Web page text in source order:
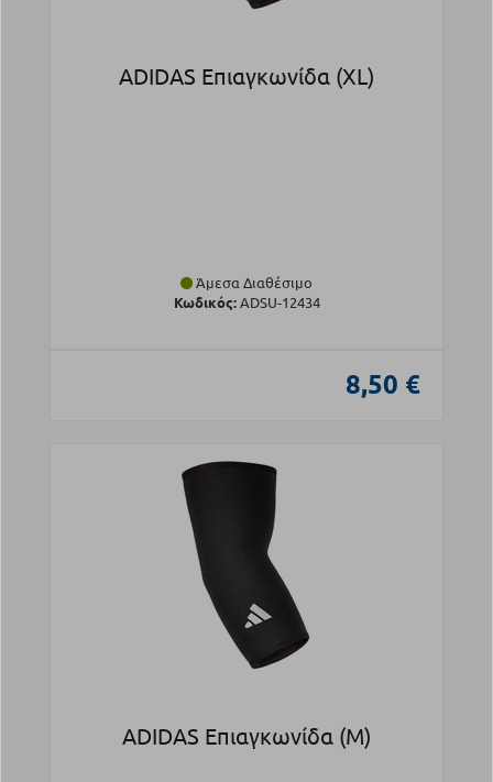
ADIDAS Επιαγκωνίδα (XL)
Άμεσα Διαθέσιμο
Κωδικός:ADSU-12434
8,50 €
ADIDAS Επιαγκωνίδα (M)